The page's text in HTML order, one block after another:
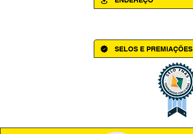
SELOS E PREMIAÇÕES